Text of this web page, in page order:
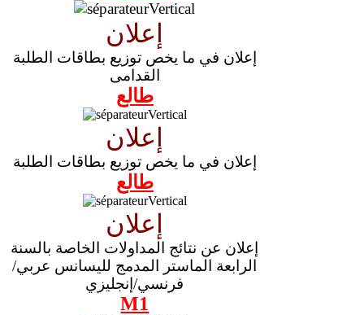
إعلان
إعلان في ما يخص توزيع بطاقات الطلبة
القدامى
طالع
إعلان
إعلان في ما يخص توزيع بطاقات الطلبة
طالع
إعلان
إعلان عن نتائج المداولات الخاصة بالسنة
الرابعة الماستر المدمج لليسانس عربي/
فرنسي/إنجليزي
M1